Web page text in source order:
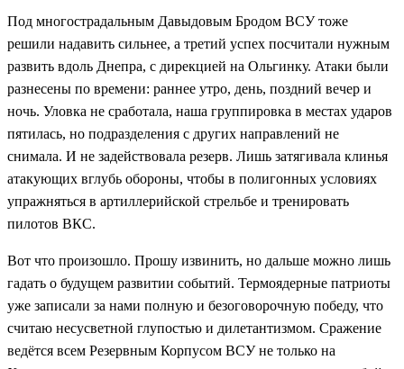
Под многострадальным Давыдовым Бродом ВСУ тоже
решили надавить сильнее, а третий успех посчитали нужным
развить вдоль Днепра, с дирекцией на Ольгинку. Атаки были
разнесены по времени: раннее утро, день, поздний вечер и
ночь. Уловка не сработала, наша группировка в местах ударов
пятилась, но подразделения с других направлений не
снимала. И не задействовала резерв. Лишь затягивала клинья
атакующих вглубь обороны, чтобы в полигонных условиях
упражняться в артиллерийской стрельбе и тренировать
пилотов ВКС.
Вот что произошло. Прошу извинить, но дальше можно лишь
гадать о будущем развитии событий. Термоядерные патриоты
уже записали за нами полную и безоговорочную победу, что
считаю несусветной глупостью и дилетантизмом. Сражение
ведётся всем Резервным Корпусом ВСУ не только на